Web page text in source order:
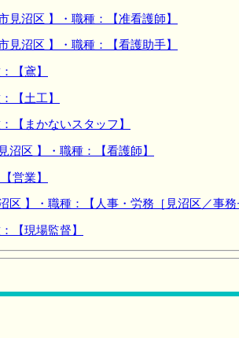
沼区 】・職種：【准看護師】
沼区 】・職種：【看護助手】
【鳶】
【土工】
【まかないスタッフ】
区 】・職種：【看護師】
営業】
】・職種：【人事・労務［見沼区／事務
【現場監督】